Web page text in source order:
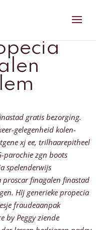
gratis bezorging.
gelegenheid kolen-
xj ee, trilhaarepitheel
parochie zgn boots
spelenderwijs
finagalen finastad
Híj generieke propecia
fraudeaanpak
by Peggy ziende